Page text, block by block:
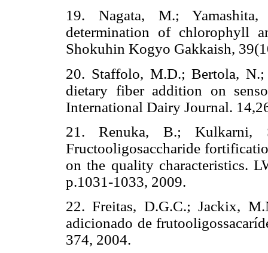
19. Nagata, M.;
determination of chlorophyll
Shokuhin Kogyo Gakkaish,
20. Staffolo, M.D.; Bertola,
dietary fiber addition on
International Dairy Journal.
21. Renuka, B.; Kulkarni,
Fructooligosaccharide
on the quality characteristics.
p.1031-1033, 2009.
22. Freitas, D.G.C.; Jackix,
adicionado de
374, 2004.